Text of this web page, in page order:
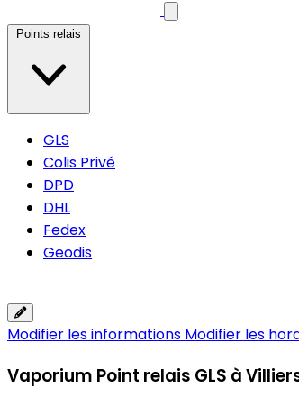
GLS
Colis Privé
DPD
DHL
Fedex
Geodis
Modifier les informations Modifier les
Vaporium Point relais GLS à